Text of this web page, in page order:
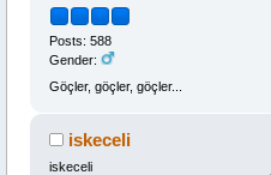
Posts: 588
Gender:
Göçler, göçler, göçler...
iskeceli
iskeceli